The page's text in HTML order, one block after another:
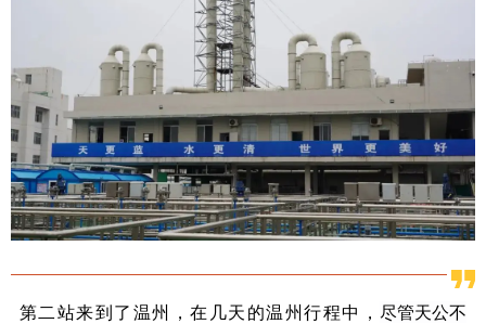
第二站来到了温州，在几天的温州行程中，尽管天公不